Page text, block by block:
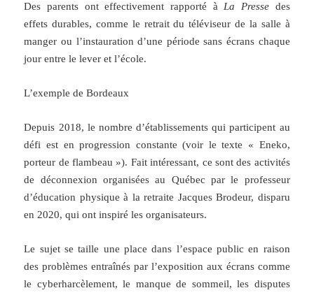
Des parents ont effectivement rapporté à La Pressedes
effets durables, comme le retrait du téléviseur de la salle à
manger ou l’instauration d’une période sans écrans chaque
jour entre le lever et l’école.
L’exemple de Bordeaux
Depuis 2018, le nombre d’établissements qui participent au
défi est en progression constante (voir le texte « Eneko,
porteur de flambeau »). Fait intéressant, ce sont des activités
de déconnexion organisées au Québec par le professeur
d’éducation physique à la retraite Jacques Brodeur, disparu
en 2020, qui ont inspiré les organisateurs.
Le sujet se taille une place dans l’espace public en raison
des problèmes entraînés par l’exposition aux écrans comme
le cyberharcèlement, le manque de sommeil, les disputes